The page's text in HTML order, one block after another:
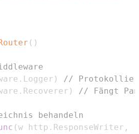
( )
. Logger )
//
. Recoverer ) // Fängt
behandeln
(w http . ResponseWriter ,